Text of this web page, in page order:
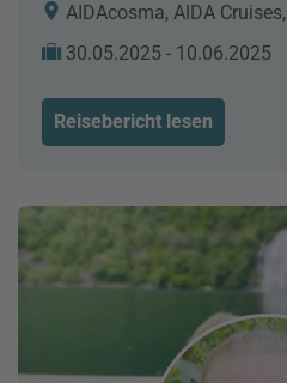
AIDAcosma, AIDA Cruises,
30.05.2025 - 10.06.2025
Reisebericht lesen